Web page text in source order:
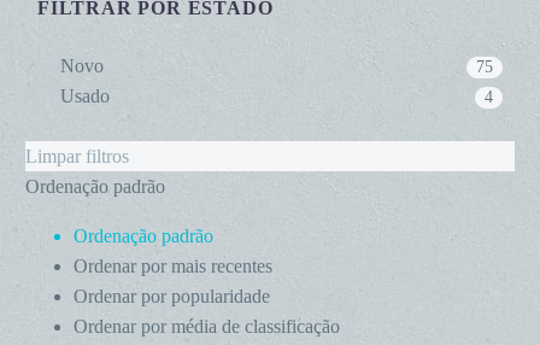
FILTRAR POR ESTADO
Novo 75
Usado 4
Limpar filtros
Ordenação padrão
Ordenação padrão
Ordenar por mais recentes
Ordenar por popularidade
Ordenar por média de classificação